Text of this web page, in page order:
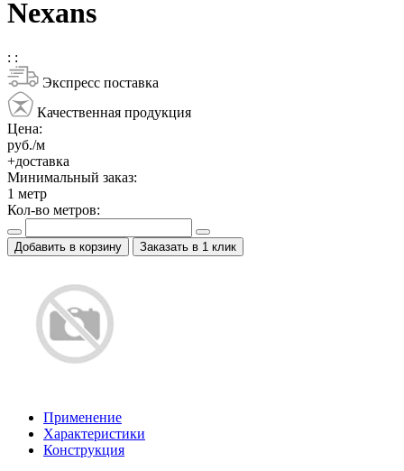
Nexans
: :
Экспресс поставка
Качественная продукция
Цена:
руб./м
+доставка
Минимальный заказ:
1 метр
Кол-во метров:
Добавить в корзину Заказать в 1 клик
Применение
Характеристики
Конструкция